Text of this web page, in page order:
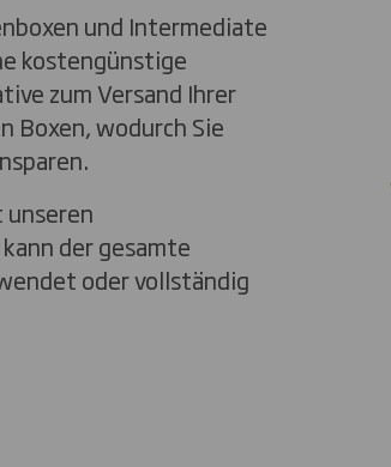
und Intermediate
kostengünstige
zum Versand Ihrer
Boxen, wodurch Sie
unseren
der gesamte
oder vollständig